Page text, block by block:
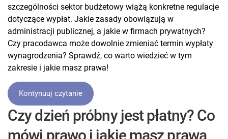
szczególności sektor budżetowy wiążą konkretne regulacje
dotyczące wypłat. Jakie zasady obowiązują w
administracji publicznej, a jakie w firmach prywatnych?
Czy pracodawca może dowolnie zmieniać termin wypłaty
wynagrodzenia? Sprawdź, co warto wiedzieć w tym
zakresie i jakie masz prawa!
Kontynuuj czytanie
Czy dzień próbny jest płatny? Co
mówi prawo i jakie masz prawa